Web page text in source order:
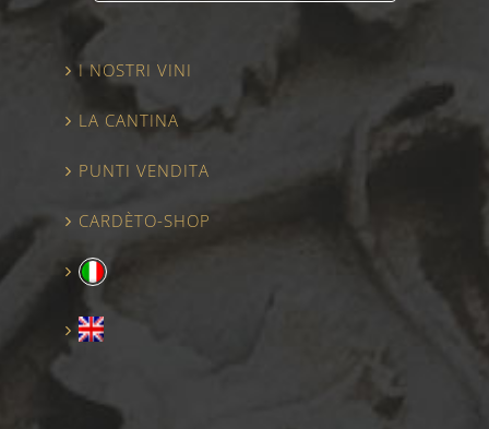
I NOSTRI VINI
LA CANTINA
PUNTI VENDITA
CARDÈTO-SHOP